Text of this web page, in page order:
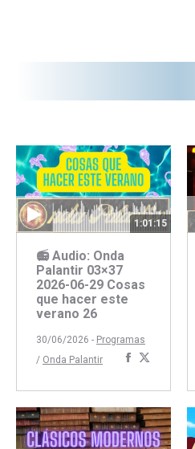
1:01:15
📻 Audio: Onda
Palantir 03×37
2026-06-29 Cosas
que hacer este
verano 26
30/06/2026 - Programas
/ Onda Palantir
Compartir
Facebook
Twitter